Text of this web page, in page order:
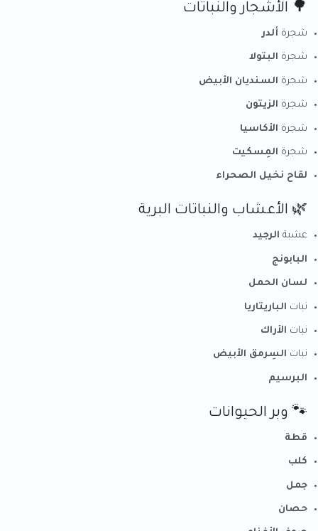
🌳 الأشجار والنباتات
شجرة ألدر
شجرة البتولا
شجرة السنديان الأبيض
شجرة الزيتون
شجرة الأكاسيا
شجرة المِسكيت
لقاح نخيل الصحراء
🌿 الأعشاب والنباتات البرية
عشبة الرجيد
البابونج
لسان الحمل
نبات الباريتاريا
نبات الأراك
نبات السِرمق الأبيض
البرسيم
🐾 وبر الحيوانات
قطة
كلب
جمل
حصان